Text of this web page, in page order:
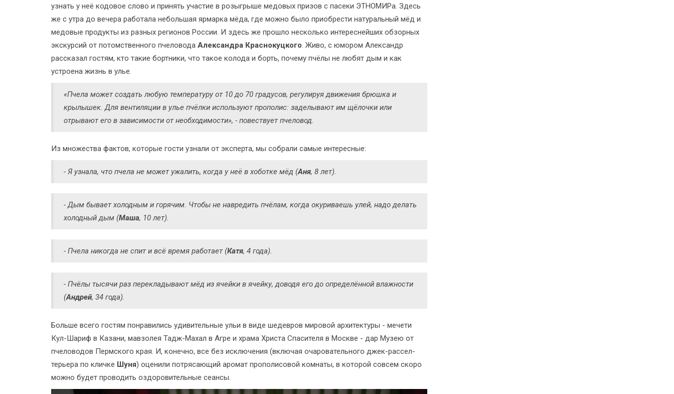
узнать у неё кодовое слово и принять участие в розыгрыше медовых призов с пасеки ЭТНОМИРа. Здесь
же с утра до вечера работала небольшая ярмарка мёда, где можно было приобрести натуральный мёд и
медовые продукты из разных регионов России. И здесь же прошло несколько интереснейших обзорных
экскурсий от потомственного пчеловода Александра Краснокуцкого. Живо, с юмором Александр
рассказал гостям, кто такие бортники, что такое колода и борть, почему пчёлы не любят дым и как
устроена жизнь в улье.
«Пчела может создать любую температуру от 10 до 70 градусов, регулируя движения брюшка и
крылышек. Для вентиляции в улье пчёлки используют прополис: заделывают им щёлочки или
отрывают его в зависимости от необходимости», - повествует пчеловод.
Из множества фактов, которые гости узнали от эксперта, мы собрали самые интересные:
- Я узнала, что пчела не может ужалить, когда у неё в хоботке мёд (Аня, 8 лет).
- Дым бывает холодным и горячим. Чтобы не навредить пчёлам, когда окуриваешь улей, надо делать
холодный дым (Маша, 10 лет).
- Пчела никогда не спит и всё время работает (Катя, 4 года).
- Пчёлы тысячи раз перекладывают мёд из ячейки в ячейку, доводя его до определённой влажности
(Андрей, 34 года).
Больше всего гостям понравились удивительные ульи в виде шедевров мировой архитектуры - мечети
Кул-Шариф в Казани, мавзолея Тадж-Махал в Агре и храма Христа Спасителя в Москве - дар Музею от
пчеловодов Пермского края. И, конечно, все без исключения (включая очаровательного джек-рассел-
терьера по кличке Шуня) оценили потрясающий аромат прополисовой комнаты, в которой совсем скоро
можно будет проводить оздоровительные сеансы.